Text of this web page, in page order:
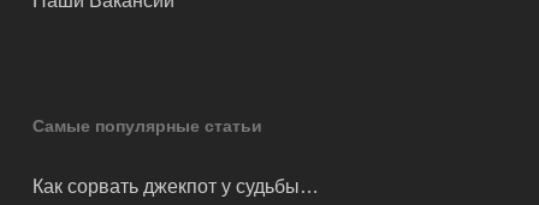
Самые популярные статьи
Как сорвать джекпот у судьбы…